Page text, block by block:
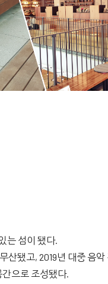
는 섬이 됐다.
산됐고, 2019년 대중 음
으로 조성됐다.